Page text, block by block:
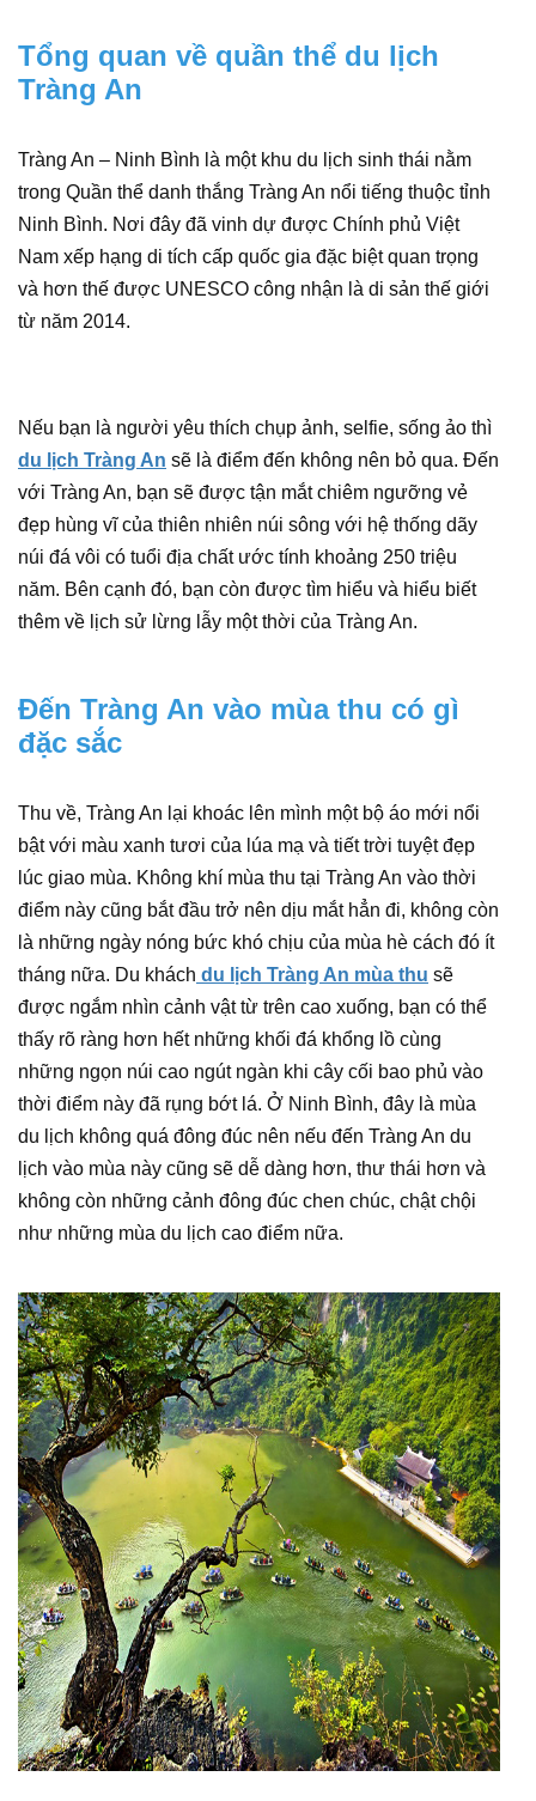
Tổng quan về quần thể du lịch
Tràng An
Tràng An – Ninh Bình là một khu du lịch sinh thái nằm
trong Quần thể danh thắng Tràng An nổi tiếng thuộc tỉnh
Ninh Bình. Nơi đây đã vinh dự được Chính phủ Việt
Nam xếp hạng di tích cấp quốc gia đặc biệt quan trọng
và hơn thế được UNESCO công nhận là di sản thế giới
từ năm 2014.
Nếu bạn là người yêu thích chụp ảnh, selfie, sống ảo thì
du lịch Tràng An sẽ là điểm đến không nên bỏ qua. Đến
với Tràng An, bạn sẽ được tận mắt chiêm ngưỡng vẻ
đẹp hùng vĩ của thiên nhiên núi sông với hệ thống dãy
núi đá vôi có tuổi địa chất ước tính khoảng 250 triệu
năm. Bên cạnh đó, bạn còn được tìm hiểu và hiểu biết
thêm về lịch sử lừng lẫy một thời của Tràng An.
Đến Tràng An vào mùa thu có gì
đặc sắc
Thu về, Tràng An lại khoác lên mình một bộ áo mới nổi
bật với màu xanh tươi của lúa mạ và tiết trời tuyệt đẹp
lúc giao mùa. Không khí mùa thu tại Tràng An vào thời
điểm này cũng bắt đầu trở nên dịu mắt hẳn đi, không còn
là những ngày nóng bức khó chịu của mùa hè cách đó ít
tháng nữa. Du khách du lịch Tràng An mùa thu sẽ
được ngắm nhìn cảnh vật từ trên cao xuống, bạn có thể
thấy rõ ràng hơn hết những khối đá khổng lồ cùng
những ngọn núi cao ngút ngàn khi cây cối bao phủ vào
thời điểm này đã rụng bớt lá. Ở Ninh Bình, đây là mùa
du lịch không quá đông đúc nên nếu đến Tràng An du
lịch vào mùa này cũng sẽ dễ dàng hơn, thư thái hơn và
không còn những cảnh đông đúc chen chúc, chật chội
như những mùa du lịch cao điểm nữa.